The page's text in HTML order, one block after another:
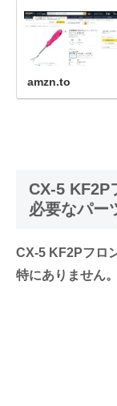
amzn.to
CX-5 KF2P
必要なパー
CX-5 KF2Pフロ
特にありません。